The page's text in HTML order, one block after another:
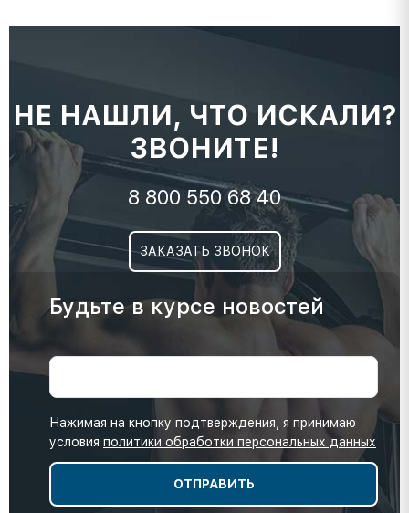
НЕ НАШЛИ, ЧТО ИСКАЛИ?
ЗВОНИТЕ!
8 800 550 68 40
ЗАКАЗАТЬ ЗВОНОК
Будьте в курсе новостей
Нажимая на кнопку подтверждения, я принимаю
условия политики обработки персональных данных